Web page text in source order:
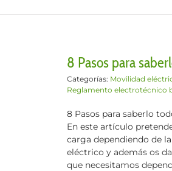
8 Pasos para
Categorías: Movilidad
Reglamento electrotécnico
8 Pasos para saberlo
En este artículo
carga dependiendo de
eléctrico y además os
que necesitamos